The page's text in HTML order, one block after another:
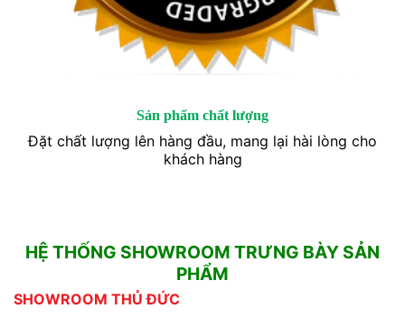
Sản phẩm chất lượng
Đặt chất lượng lên hàng đầu, mang lại hài lòng cho
khách hàng
HỆ THỐNG SHOWROOM TRƯNG BÀY SẢN
PHẨM
SHOWROOM THỦ ĐỨC